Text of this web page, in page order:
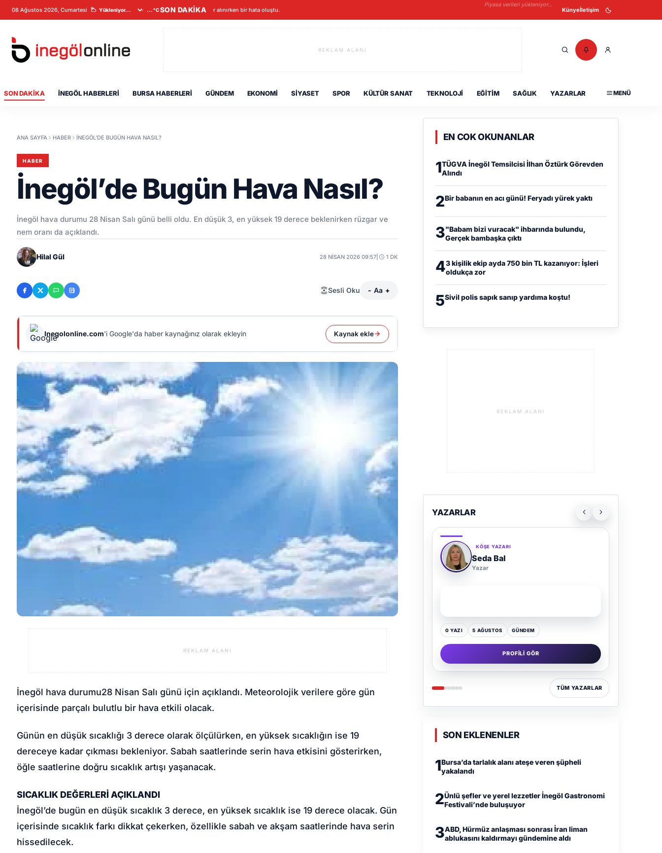
08 Ağustos 2026, Cumartesi ...°CSON DAKİKAVeriler alınırken bir hata oluştu.
Piyasa verileri yükleniyor...
Künyeİletişim
REKLAM ALANI
SON DAKIKA İNEGÖL HABERLERI BURSA HABERLERI GÜNDEM EKONOMI SIYASET SPOR KÜLTÜR SANAT TEKNOLOJI EĞITIM SAĞLIK YAZARLAR MENÜ
ANA SAYFA HABER İNEGÖL’DE BUGÜN HAVA NASIL?
HABER
İnegöl’de Bugün Hava Nasıl?
İnegöl hava durumu 28 Nisan Salı günü belli oldu. En düşük 3, en yüksek 19 derece beklenirken rüzgar ve
nem oranı da açıklandı.
Hilal Gül 28 NISAN 2026 09:57 1 DK
Sesli Oku - Aa +
Inegolonline.com'i Google'da haber kaynağınız olarak ekleyin Kaynak ekle
REKLAM ALANI
İnegöl hava durumu28 Nisan Salı günü için açıklandı. Meteorolojik verilere göre gün
içerisinde parçalı bulutlu bir hava etkili olacak.
Günün en düşük sıcaklığı 3 derece olarak ölçülürken, en yüksek sıcaklığın ise 19
dereceye kadar çıkması bekleniyor. Sabah saatlerinde serin hava etkisini gösterirken,
öğle saatlerine doğru sıcaklık artışı yaşanacak.
SICAKLIK DEĞERLERİ AÇIKLANDI
İnegöl’de bugün en düşük sıcaklık 3 derece, en yüksek sıcaklık ise 19 derece olacak. Gün
içerisinde sıcaklık farkı dikkat çekerken, özellikle sabah ve akşam saatlerinde hava serin
hissedilecek.
EN COK OKUNANLAR
1TÜGVA İnegöl Temsilcisi İlhan Öztürk Görevden
Alındı
2Bir babanın en acı günü! Feryadı yürek yaktı
3"Babam bizi vuracak" ihbarında bulundu,
Gerçek bambaşka çıktı
43 kişilik ekip ayda 750 bin TL kazanıyor: İşleri
oldukça zor
5Sivil polis sapık sanıp yardıma koştu!
REKLAM ALANI
YAZARLAR
KÖŞE YAZARI
Seda Bal
Yazar
0 YAZI 5 AĞUSTOS GÜNDEM
PROFILI GÖR
TÜM YAZARLAR
SON EKLENENLER
1Bursa’da tarlalık alanı ateşe veren şüpheli
yakalandı
2Ünlü şefler ve yerel lezzetler İnegöl Gastronomi
Festivali’nde buluşuyor
3ABD, Hürmüz anlaşması sonrası İran liman
ablukasını kaldırmayı gündemine aldı